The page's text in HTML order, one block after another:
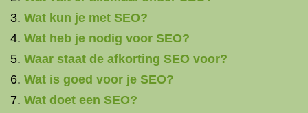
Wat kun je met SEO?
Wat heb je nodig voor SEO?
Waar staat de afkorting SEO voor?
Wat is goed voor je SEO?
Wat doet een SEO?